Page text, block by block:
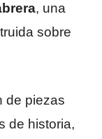
, una
sobre
de piezas
de historia,